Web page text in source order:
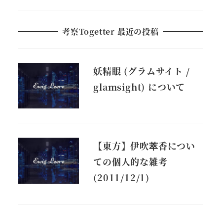
考察Togetter 最近の投稿
妖精眼 (グラムサイト /
glamsight) について
【東方】伊吹萃香につい
ての個人的な雑考
(2011/12/1)